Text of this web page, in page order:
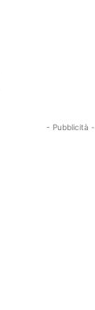
- Pubblicità -